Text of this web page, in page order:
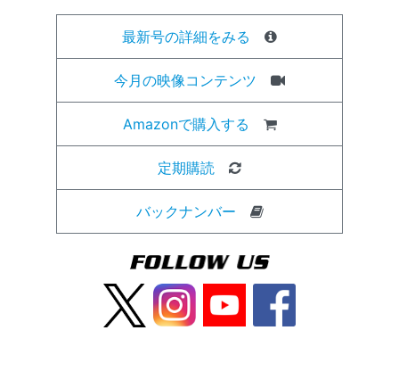
最新号の詳細をみる
今月の映像コンテンツ
Amazonで購入する
定期購読
バックナンバー